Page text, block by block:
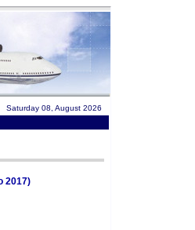
Saturday 08, August 2026
2017)